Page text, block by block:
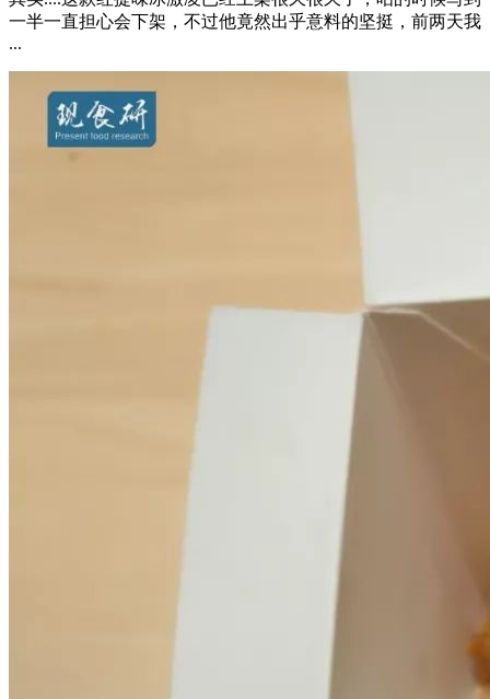
一半一直担心会下架，不过他竟然出乎意料的坚挺，前两天我
...